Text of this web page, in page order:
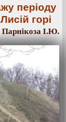
періоду
горі
Парнікоза І.Ю.